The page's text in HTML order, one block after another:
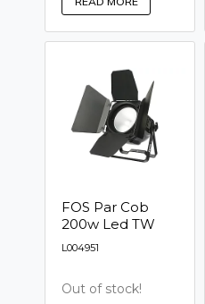
FOS Par Cob
200w Led TW
L004951
Out of stock!